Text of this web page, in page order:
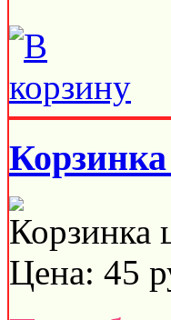
Корзинка
Цена: 45